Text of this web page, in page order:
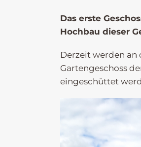
Das erste
Hochbau dieser
Derzeit werden an
Gartengeschoss
eingeschüttet